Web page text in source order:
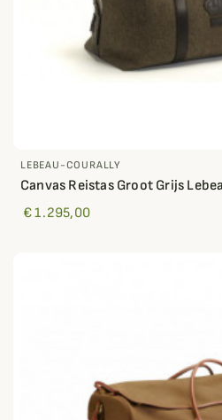
LEBEAU-COURALLY
Canvas Reistas Groot Grijs
€ 1.295,00